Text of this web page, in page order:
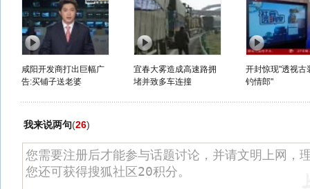
咸阳开发商打出巨幅广
告:买铺子送老婆
宜春大雾造成高速路拥
堵并致多车连撞
开封惊现"透视古
钓情郎"
我来说两句(26)